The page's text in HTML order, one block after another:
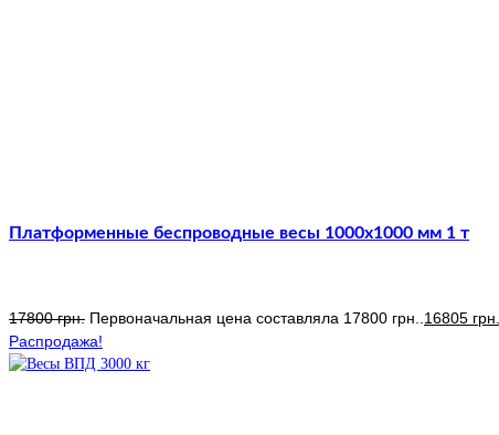
Платформенные беспроводные весы 1000х1000 мм 1 т
17800грн. Первоначальная цена составляла 17800 грн.. 16805 грн.
Распродажа!